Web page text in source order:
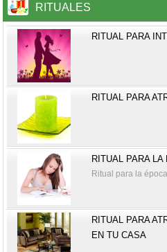
RITUALES
RITUAL PARA
RITUAL PARA
RITUAL PARA
Ritual para la
RITUAL PARA
EN TU CASA